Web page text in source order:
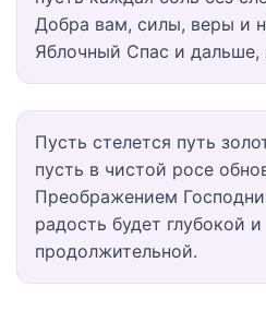
Добра вам, силы, веры и
Яблочный Спас и дальше,
Пусть стелется путь
пусть в чистой росе
Преображением
радость будет глубокой и
продолжительной.